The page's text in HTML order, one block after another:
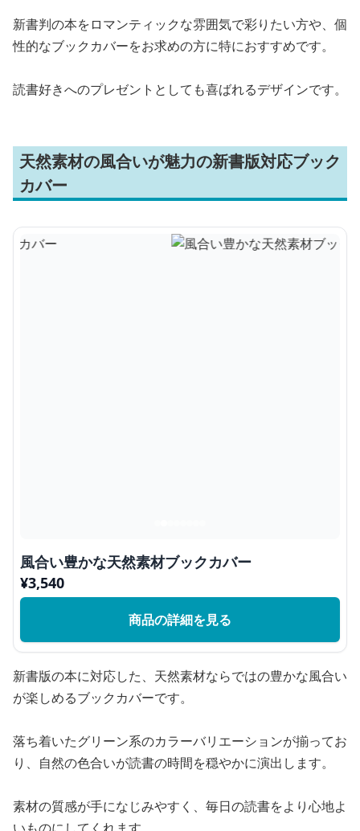
新書判の本をロマンティックな雰囲気で彩りたい方や、個
性的なブックカバーをお求めの方に特におすすめです。
読書好きへのプレゼントとしても喜ばれるデザインです。
天然素材の風合いが魅力の新書版対応ブック
カバー
風合い豊かな天然素材ブックカバー
¥3,540
商品の詳細を見る
新書版の本に対応した、天然素材ならではの豊かな風合い
が楽しめるブックカバーです。
落ち着いたグリーン系のカラーバリエーションが揃ってお
り、自然の色合いが読書の時間を穏やかに演出します。
素材の質感が手になじみやすく、毎日の読書をより心地よ